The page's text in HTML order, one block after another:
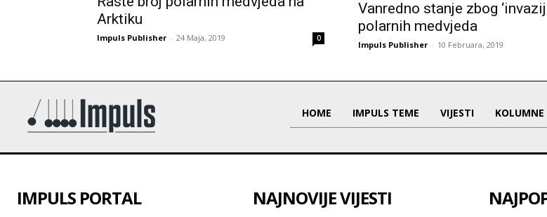
Arktiku
Impuls Publisher - 24 Maja, 2019 0
Vanredno stanje zbog
polarnih medvjeda
Impuls Publisher - 10 Februara, 2019
HOME IMPULS TEME VIJESTI KOLUMNE
IMPULS PORTAL NAJNOVIJE VIJESTI